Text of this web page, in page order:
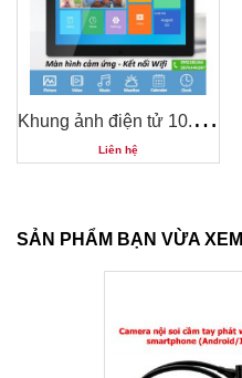
K
hung ảnh điện tử 10.1 inch android transcend TAIWAN
Liên hệ
SẢN PHẨM BẠN VỪA XEM